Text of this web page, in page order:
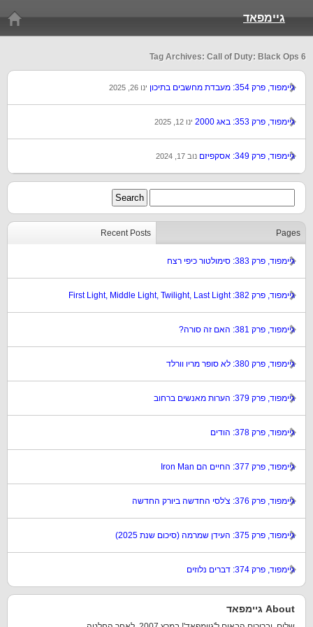
גיימפאד
Tag Archives: Call of Duty: Black Ops 6
גיימפוד, פרק 354: מעבדת מחשבים בתיכון ינו 26, 2025
גיימפוד, פרק 353: באג 2000 ינו 12, 2025
גיימפוד, פרק 349: אסקפיזם נוב 17, 2024
Recent Posts Pages
גיימפוד, פרק 383: סימולטור כיפי רצח
גיימפוד, פרק 382: First Light, Middle Light, Twilight, Last Light
גיימפוד, פרק 381: האם זה סורה?
גיימפוד, פרק 380: לא סופר מריו וורלד
גיימפוד, פרק 379: הערות מאנשים ברחוב
גיימפוד, פרק 378: הודים
גיימפוד, פרק 377: החיים הם Iron Man
גיימפוד, פרק 376: צ'לסי החדשה ביורק החדשה
גיימפוד, פרק 375: העידן שמרמה (סיכום שנת 2025)
גיימפוד, פרק 374: דברים נלוזים
About גיימפאד